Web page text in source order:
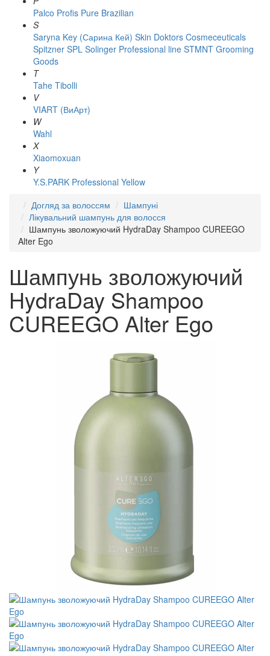
Palco Profis Pure Brazilian
S
Saryna Key (Сарина Кей) Skin Doktors Cosmeceuticals
Spitzner SPL Solinger Professional line STMNT Grooming
Goods
T
Tahe Tibolli
V
VIART (ВиАрт)
W
Wahl
X
Xiaomoxuan
Y
Y.S.PARK Professional Yellow
Догляд за волоссям
Шампуні
Лікувальний шампунь для волосся
Шампунь зволожуючий HydraDay Shampoo CUREEGO
Alter Ego
Шампунь зволожуючий
HydraDay Shampoo
CUREEGO Alter Ego